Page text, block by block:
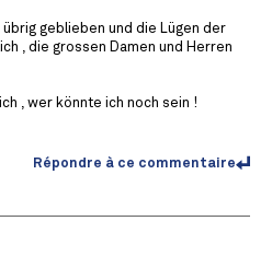
geblieben und die Lügen der
, die grossen Damen und Herren
, wer könnte ich noch sein !
Répondre à ce commentaire